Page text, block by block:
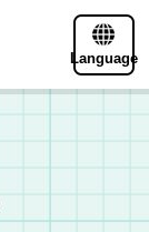
Language